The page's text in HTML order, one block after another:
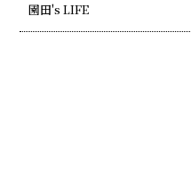
園田's LIFE